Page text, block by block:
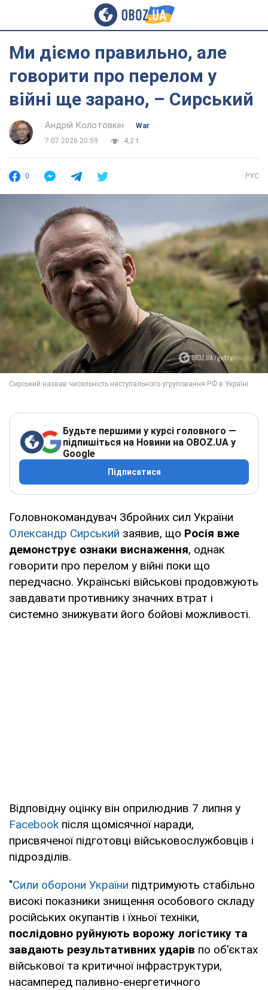
Ми діємо правильно, але
говорити про перелом у
війні ще зарано, – Сирський
Андрій Колотовкін
War
7.07.2026 20:59
4,2 т.
0 РУС
Будьте першими у курсі головного —
підпишіться на Новини на OBOZ.UA у
Google
Підписатися
Головнокомандувач Збройних сил України
Олександр Сирський заявив, що Росія вже
демонструє ознаки виснаження, однак
говорити про перелом у війні поки що
передчасно. Українські військові продовжують
завдавати противнику значних втрат і
системно знижувати його бойові можливості.
Відповідну оцінку він оприлюднив 7 липня у
Facebook після щомісячної наради,
присвяченої підготовці військовослужбовців і
підрозділів.
"Сили оборони України підтримують стабільно
високі показники знищення особового складу
російських окупантів і їхньої техніки,
послідовно руйнують ворожу логістику та
завдають результативних ударів по об'єктах
військової та критичної інфраструктури,
насамперед паливно-енергетичного